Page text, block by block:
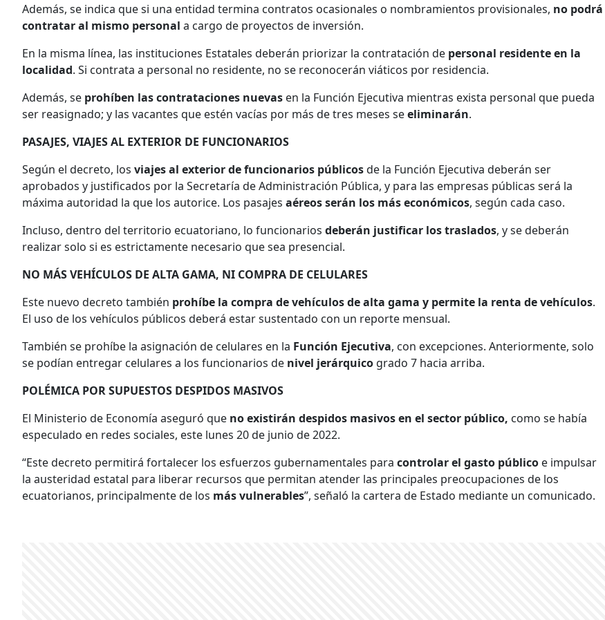
Además, se indica que si una entidad termina contratos ocasionales o nombramientos provisionales, no podrá
contratar al mismo personal a cargo de proyectos de inversión.
En la misma línea, las instituciones Estatales deberán priorizar la contratación de personal residente en la
localidad. Si contrata a personal no residente, no se reconocerán viáticos por residencia.
Además, se prohíben las contrataciones nuevas en la Función Ejecutiva mientras exista personal que pueda
ser reasignado; y las vacantes que estén vacías por más de tres meses seeliminarán.
PASAJES, VIAJES AL EXTERIOR DE FUNCIONARIOS
Según el decreto, los viajes al exterior de funcionarios públicosde la Función Ejecutiva deberán ser
aprobados y justificados por la Secretaría de Administración Pública, y para las empresas públicas será la
máxima autoridad la que los autorice. Los pasajes aéreos serán los más económicos, según cada caso.
Incluso, dentro del territorio ecuatoriano, lo funcionarios deberán justificar los traslados, y se deberán
realizar solo si es estrictamente necesario que sea presencial.
NO MÁS VEHÍCULOS DE ALTA GAMA, NI COMPRA DE CELULARES
Este nuevo decreto también prohíbe la compra de vehículos de alta gama y permite la renta de vehículos.
El uso de los vehículos públicos deberá estar sustentado con un reporte mensual.
También se prohíbe la asignación de celulares en la Función Ejecutiva, con excepciones. Anteriormente, solo
se podían entregar celulares a los funcionarios de nivel jerárquico grado 7 hacia arriba.
POLÉMICA POR SUPUESTOS DESPIDOS MASIVOS
El Ministerio de Economía aseguró que no existirán despidos masivos en el sector público, como se había
especulado en redes sociales, este lunes 20 de junio de 2022.
“Este decreto permitirá fortalecer los esfuerzos gubernamentales para controlar el gasto público e impulsar
la austeridad estatal para liberar recursos que permitan atender las principales preocupaciones de los
ecuatorianos, principalmente de los más vulnerables”, señaló la cartera de Estado mediante un comunicado.